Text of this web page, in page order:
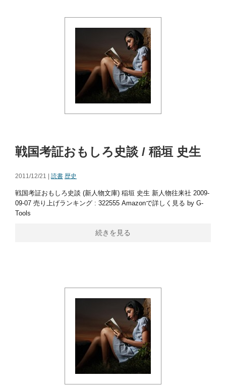
戦国考証おもしろ史談 / 稲垣 史生
2011/12/21 | 読書 歴史
戦国考証おもしろ史談 (新人物文庫) 稲垣 史生 新人物往来社 2009-
09-07 売り上げランキング : 322555 Amazonで詳しく見る by G-
Tools
続きを見る